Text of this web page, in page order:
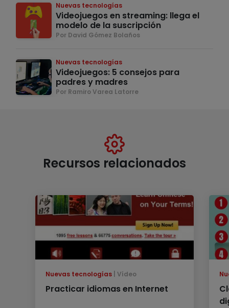
Nuevas tecnologías
Videojuegos en streaming: llega el
modelo de la suscripción
Por David Gómez Bolaños
Nuevas tecnologías
Videojuegos: 5 consejos para
padres y madres
Por Ramiro Varea Latorre
Recursos relacionados
Nuevas tecnologías Vídeo
Practicar idiomas en Internet